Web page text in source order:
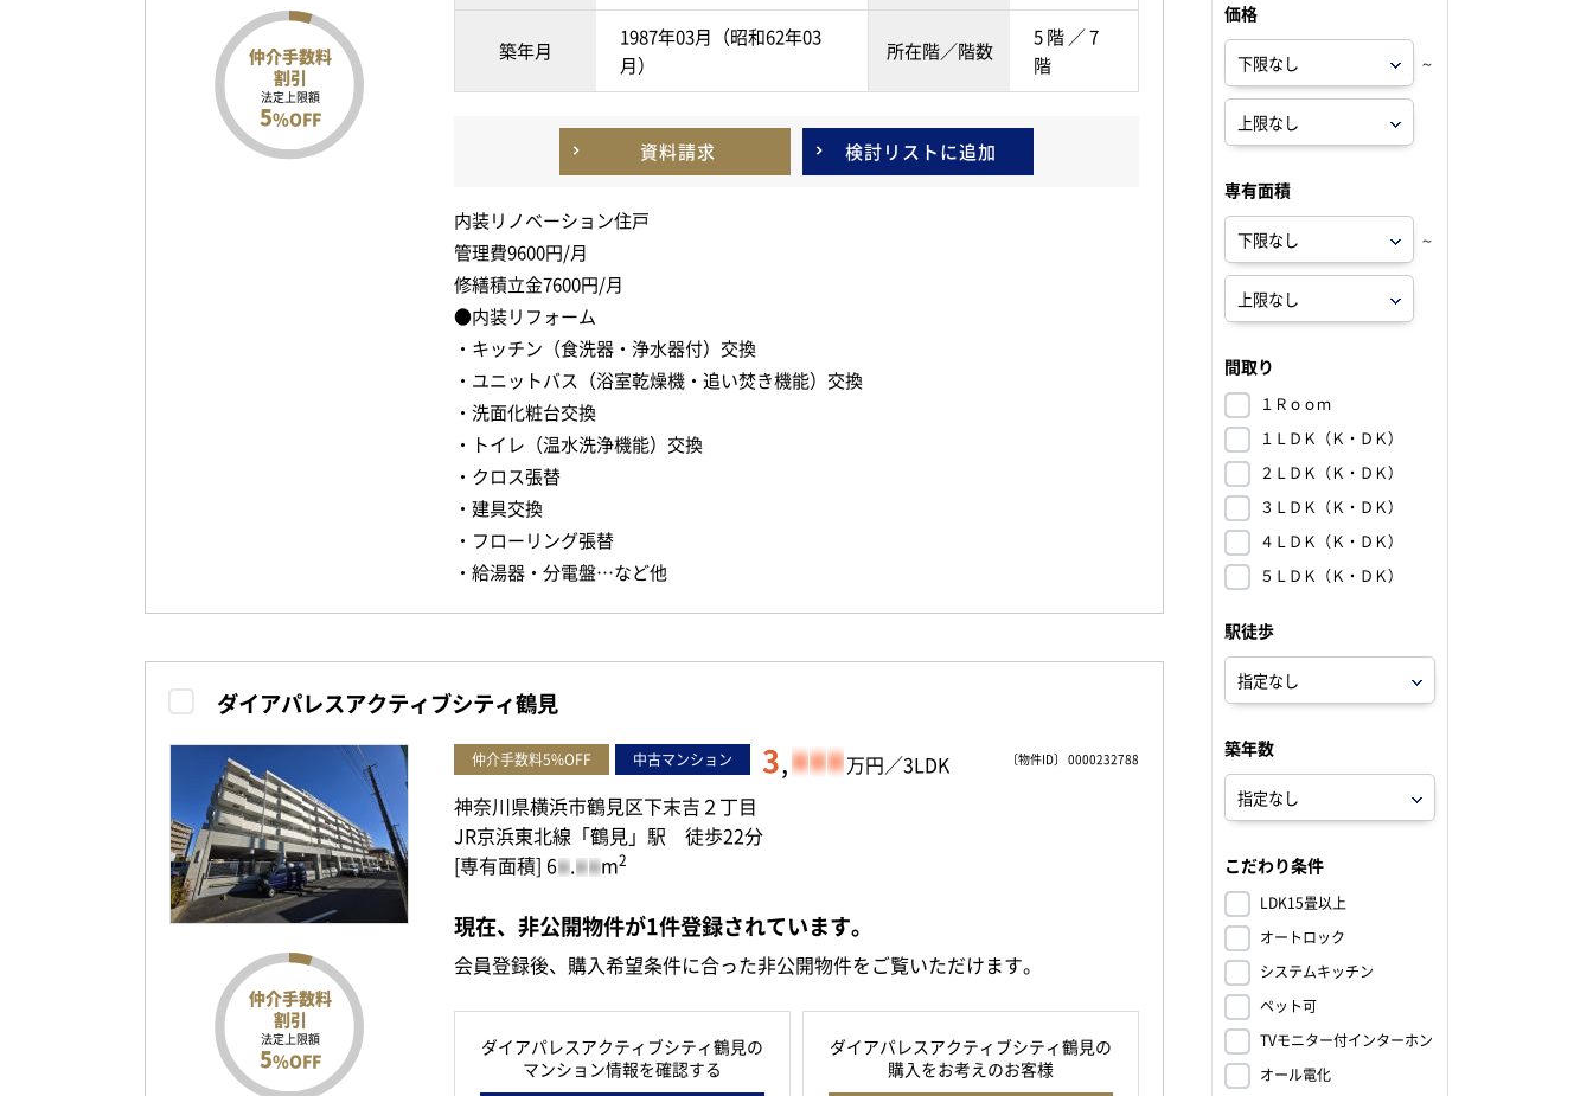
仲介手数料
割引
法定上限額
5%OFF
築年月
1987年03月（昭和62年03
月）
所在階／階数
5 階 ／ 7
階
資料請求 検討リストに追加
内装リノベーション住戸
管理費9600円/月
修繕積立金7600円/月
●内装リフォーム
・キッチン（食洗器・浄水器付）交換
・ユニットバス（浴室乾燥機・追い焚き機能）交換
・洗面化粧台交換
・トイレ（温水洗浄機能）交換
・クロス張替
・建具交換
・フローリング張替
・給湯器・分電盤…など他
ダイアパレスアクティブシティ鶴見
仲介手数料
割引
法定上限額
5%OFF
〔物件ID〕 0000232788
仲介手数料5%OFF 中古マンション 3,- - - 万円／3LDK
神奈川県横浜市鶴見区下末吉２丁目
JR京浜東北線「鶴見」駅 徒歩22分
[専有面積] 6- .- - m2
現在、非公開物件が1件登録されています。
会員登録後、購入希望条件に合った非公開物件をご覧いただけます。
ダイアパレスアクティブシティ鶴見の
マンション情報を確認する
ダイアパレスアクティブシティ鶴見の
購入をお考えのお客様
価格
～
専有面積
～
間取り
１Ｒｏｏｍ
１ＬＤＫ（Ｋ・ＤＫ）
２ＬＤＫ（Ｋ・ＤＫ）
３ＬＤＫ（Ｋ・ＤＫ）
４ＬＤＫ（Ｋ・ＤＫ）
５ＬＤＫ（Ｋ・ＤＫ）
駅徒歩
築年数
こだわり条件
LDK15畳以上
オートロック
システムキッチン
ペット可
TVモニター付インターホン
オール電化